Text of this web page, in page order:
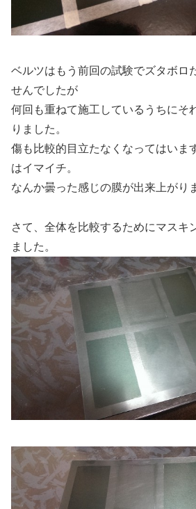
ベルツはもう前回の試験でズタボロ
せんでしたが
何回も重ねて施工しているうちにそ
りました。
傷も比較的目立たなくなってはいま
はイマイチ。
なんか曇った感じの膜が出来上がり
さて、全体を比較するためにマスキ
ました。